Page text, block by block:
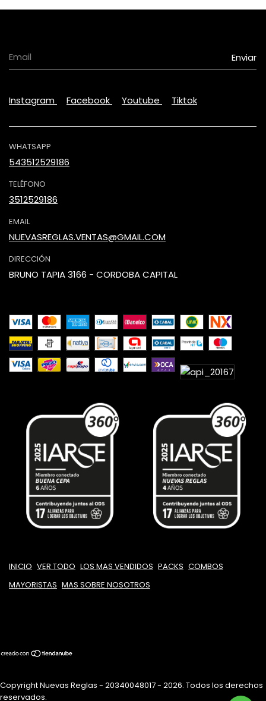
Instagram Facebook Youtube Tiktok
WHATSAPP
543512529186
TELÉFONO
3512529186
EMAIL
NUEVASREGLAS.VENTAS@GMAIL.COM
DIRECCIÓN
BRUNO TAPIA 3166 - CORDOBA CAPITAL
INICIO VER TODO LOS MAS VENDIDOS PACKS COMBOS
MAYORISTAS MAS SOBRE NOSOTROS
Copyright Nuevas Reglas - 20340048017 - 2026. Todos los derechos
reservados.